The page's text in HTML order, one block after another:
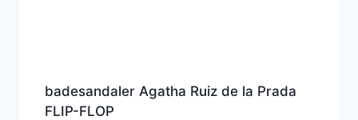
badesandaler Agatha Ruiz de la Prada
FLIP-FLOP